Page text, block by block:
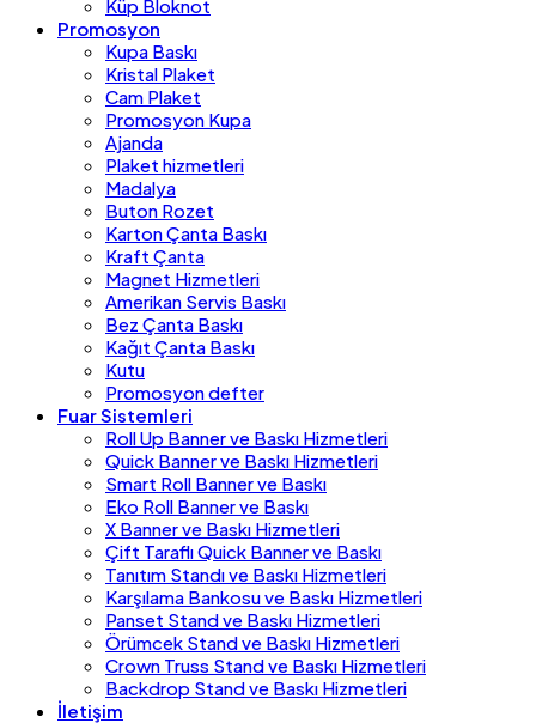
Küp Bloknot
Promosyon
Kupa Baskı
Kristal Plaket
Cam Plaket
Promosyon Kupa
Ajanda
Plaket hizmetleri
Madalya
Buton Rozet
Karton Çanta Baskı
Kraft Çanta
Magnet Hizmetleri
Amerikan Servis Baskı
Bez Çanta Baskı
Kağıt Çanta Baskı
Kutu
Promosyon defter
Fuar Sistemleri
Roll Up Banner ve Baskı Hizmetleri
Quick Banner ve Baskı Hizmetleri
Smart Roll Banner ve Baskı
Eko Roll Banner ve Baskı
X Banner ve Baskı Hizmetleri
Çift Taraflı Quick Banner ve Baskı
Tanıtım Standı ve Baskı Hizmetleri
Karşılama Bankosu ve Baskı Hizmetleri
Panset Stand ve Baskı Hizmetleri
Örümcek Stand ve Baskı Hizmetleri
Crown Truss Stand ve Baskı Hizmetleri
Backdrop Stand ve Baskı Hizmetleri
İletişim